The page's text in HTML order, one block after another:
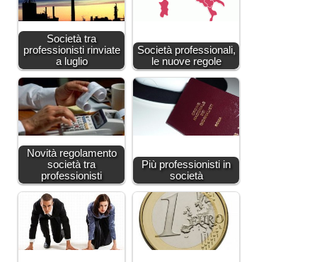
Società tra
professionisti rinviate
a luglio
Società professionali,
le nuove regole
Novità regolamento
società tra
professionisti
Più professionisti in
società